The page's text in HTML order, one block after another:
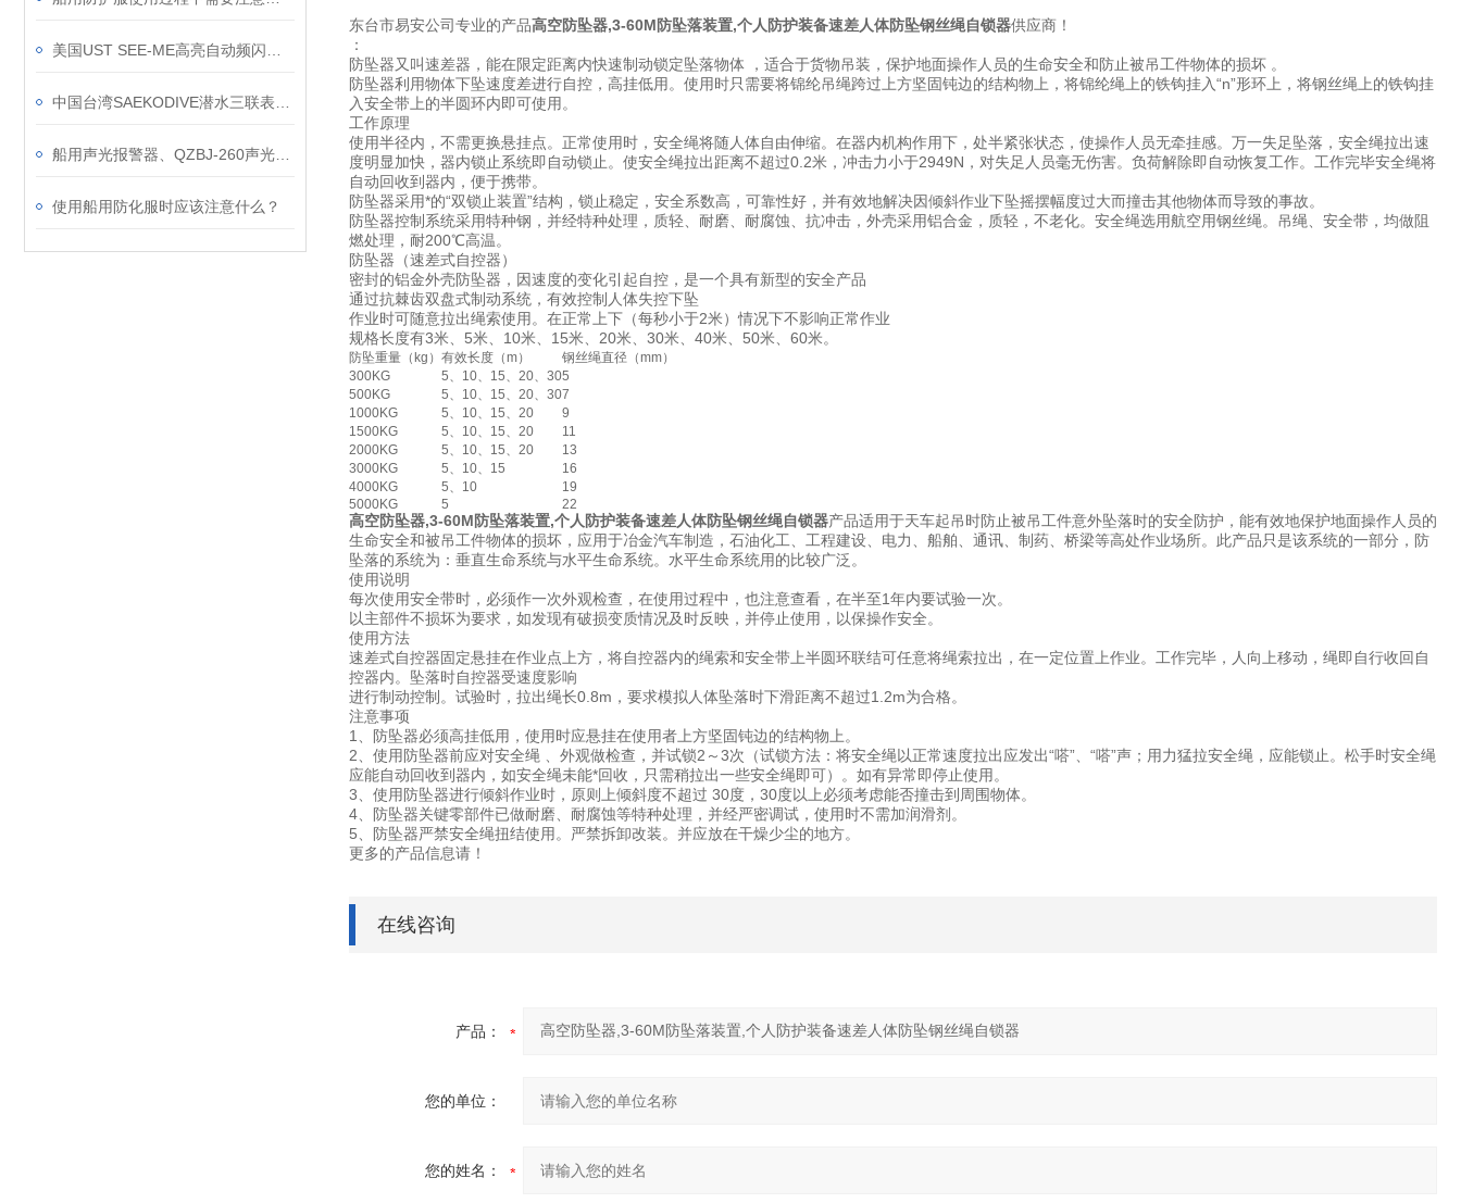
使用船用防化服时应该注意什么？
东台市易安公司专业的产品高空防坠器,3-60M防坠落装置,个人防护装备速差人体防坠钢丝绳自锁器供应商！
：
防坠器又叫速差器，能在限定距离内快速制动锁定坠落物体 ，适合于货物吊装，保护地面操作人员的生命安全和防止被吊工件物体的损坏 。
防坠器利用物体下坠速度差进行自控，高挂低用。使用时只需要将锦纶吊绳跨过上方坚固钝边的结构物上，将锦纶绳上的铁钩挂入“n”形环上，将钢丝绳上的铁钩挂
入安全带上的半圆环内即可使用。
工作原理
使用半径内，不需更换悬挂点。正常使用时，安全绳将随人体自由伸缩。在器内机构作用下，处半紧张状态，使操作人员无牵挂感。万一失足坠落，安全绳拉出速
度明显加快，器内锁止系统即自动锁止。使安全绳拉出距离不超过0.2米，冲击力小于2949N，对失足人员毫无伤害。负荷解除即自动恢复工作。工作完毕安全绳将
自动回收到器内，便于携带。
防坠器采用*的“双锁止装置”结构，锁止稳定，安全系数高，可靠性好，并有效地解决因倾斜作业下坠摇摆幅度过大而撞击其他物体而导致的事故。
防坠器控制系统采用特种钢，并经特种处理，质轻、耐磨、耐腐蚀、抗冲击，外壳采用铝合金，质轻，不老化。安全绳选用航空用钢丝绳。吊绳、安全带，均做阻
燃处理，耐200℃高温。
防坠器（速差式自控器）
密封的铝金外壳防坠器，因速度的变化引起自控，是一个具有新型的安全产品
通过抗棘齿双盘式制动系统，有效控制人体失控下坠
作业时可随意拉出绳索使用。在正常上下（每秒小于2米）情况下不影响正常作业
规格长度有3米、5米、10米、15米、20米、30米、40米、50米、60米。
防坠重量（kg） 有效长度（m）
钢丝绳直径（mm）
300KG
5、10、15、20、305
500KG
5、10、15、20、307
1000KG
5、10、15、20
9
1500KG
5、10、15、20
11
2000KG
5、10、15、20
13
3000KG
5、10、15
16
4000KG
5、10
19
5000KG
5 22
高空防坠器,3-60M防坠落装置,个人防护装备速差人体防坠钢丝绳自锁器产品适用于天车起吊时防止被吊工件意外坠落时的安全防护，能有效地保护地面操作人员的
生命安全和被吊工件物体的损坏，应用于冶金汽车制造，石油化工、工程建设、电力、船舶、通讯、制药、桥梁等高处作业场所。此产品只是该系统的一部分，防
坠落的系统为：垂直生命系统与水平生命系统。水平生命系统用的比较广泛。
使用说明
每次使用安全带时，必须作一次外观检查，在使用过程中，也注意查看，在半至1年内要试验一次。
以主部件不损坏为要求，如发现有破损变质情况及时反映，并停止使用，以保操作安全。
使用方法
速差式自控器固定悬挂在作业点上方，将自控器内的绳索和安全带上半圆环联结可任意将绳索拉出，在一定位置上作业。工作完毕，人向上移动，绳即自行收回自
控器内。坠落时自控器受速度影响
进行制动控制。试验时，拉出绳长0.8m，要求模拟人体坠落时下滑距离不超过1.2m为合格。
注意事项
1、防坠器必须高挂低用，使用时应悬挂在使用者上方坚固钝边的结构物上。
2、使用防坠器前应对安全绳 、外观做检查，并试锁2～3次（试锁方法：将安全绳以正常速度拉出应发出“嗒”、“嗒”声；用力猛拉安全绳，应能锁止。松手时安全绳
应能自动回收到器内，如安全绳未能*回收，只需稍拉出一些安全绳即可）。如有异常即停止使用。
3、使用防坠器进行倾斜作业时，原则上倾斜度不超过 30度，30度以上必须考虑能否撞击到周围物体。
4、防坠器关键零部件已做耐磨、耐腐蚀等特种处理，并经严密调试，使用时不需加润滑剂。
5、防坠器严禁安全绳扭结使用。严禁拆卸改装。并应放在干燥少尘的地方。
更多的产品信息请！
在线咨询
产品：
您的单位：
您的姓名：